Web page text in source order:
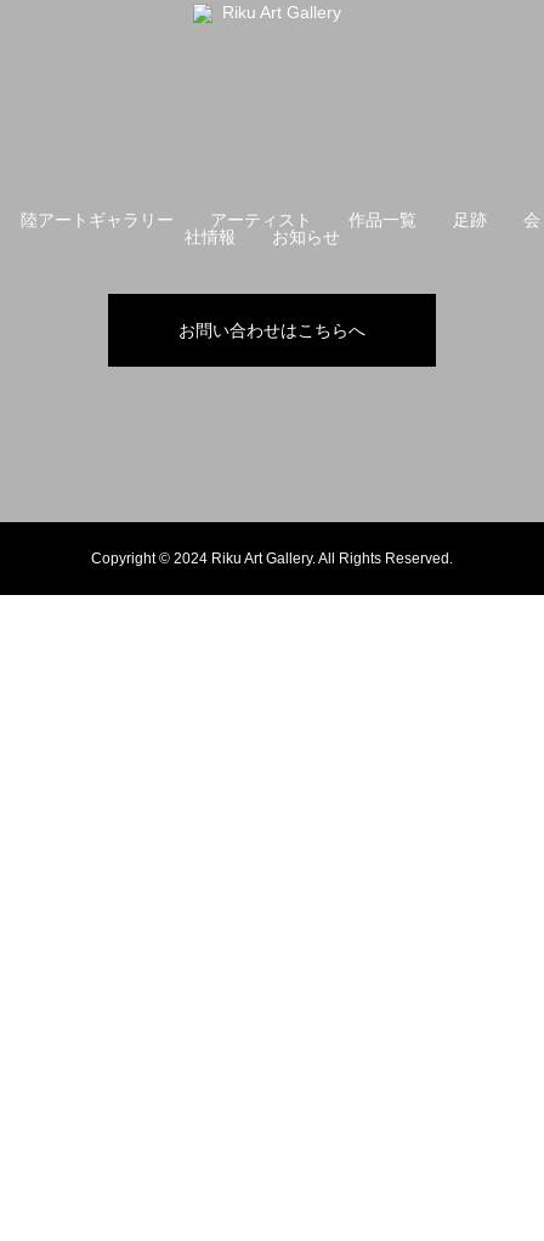
陸アートギャラリー アーティスト 作品一覧 足跡
会
社情報
お知らせ
お問い合わせはこちらへ
Copyright © 2024 Riku Art Gallery. All Rights Reserved.